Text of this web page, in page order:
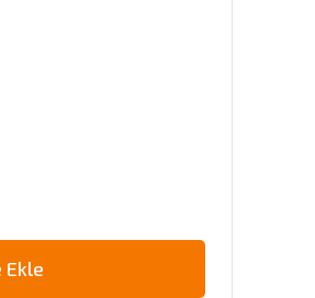
Ekle